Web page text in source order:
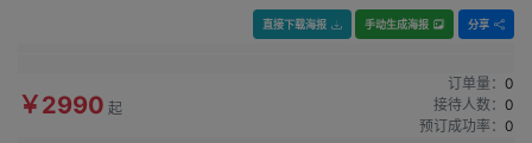
直接下载海报 手动生成海报 分享
￥2990 起
订单量： 0
接待人数： 0
预订成功率： 0